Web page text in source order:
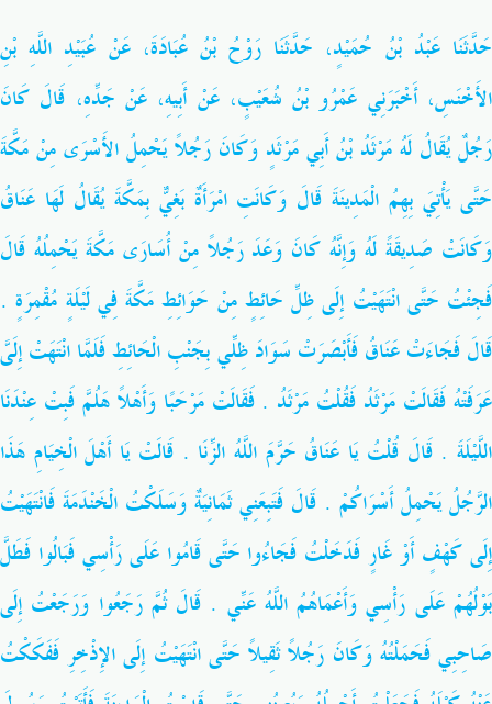
حَدَّثَنَا عَبْدُ بْنُ حُمَيْدٍ، حَدَّثَنَا رَوْحُ بْنُ عُبَادَةَ، عَنْ عُبَيْدِ اللَّهِ بْنِ
الأَخْنَسِ، أَخْبَرَنِي عَمْرُو بْنُ شُعَيْبٍ، عَنْ أَبِيهِ، عَنْ جَدِّهِ، قَالَ كَانَ
رَجُلٌ يُقَالُ لَهُ مَرْثَدُ بْنُ أَبِي مَرْثَدٍ وَكَانَ رَجُلاً يَحْمِلُ الأَسْرَى مِنْ مَكَّةَ
حَتَّى يَأْتِيَ بِهِمُ الْمَدِينَةَ قَالَ وَكَانَتِ امْرَأَةٌ بَغِيٌّ بِمَكَّةَ يُقَالُ لَهَا عَنَاقُ
وَكَانَتْ صَدِيقَةً لَهُ وَإِنَّهُ كَانَ وَعَدَ رَجُلاً مِنْ أُسَارَى مَكَّةَ يَحْمِلُهُ قَالَ
فَجِئْتُ حَتَّى انْتَهَيْتُ إِلَى ظِلِّ حَائِطٍ مِنْ حَوَائِطِ مَكَّةَ فِي لَيْلَةٍ مُقْمِرَةٍ ‏.‏
قَالَ فَجَاءَتْ عَنَاقُ فَأَبْصَرَتْ سَوَادَ ظِلِّي بِجَنْبِ الْحَائِطِ فَلَمَّا انْتَهَتْ إِلَىَّ
عَرَفَتْهُ فَقَالَتْ مَرْثَدُ فَقُلْتُ مَرْثَدُ ‏.‏ فَقَالَتْ مَرْحَبًا وَأَهْلاً هَلُمَّ فَبِتْ عِنْدَنَا
اللَّيْلَةَ ‏.‏ قَالَ قُلْتُ يَا عَنَاقُ حَرَّمَ اللَّهُ الزِّنَا ‏.‏ قَالَتْ يَا أَهْلَ الْخِيَامِ هَذَا
الرَّجُلُ يَحْمِلُ أَسْرَاكُمْ ‏.‏ قَالَ فَتَبِعَنِي ثَمَانِيَةٌ وَسَلَكْتُ الْخَنْدَمَةَ فَانْتَهَيْتُ
إِلَى كَهْفٍ أَوْ غَارٍ فَدَخَلْتُ فَجَاءُوا حَتَّى قَامُوا عَلَى رَأْسِي فَبَالُوا فَطَلَّ
بَوْلُهُمْ عَلَى رَأْسِي وَأَعْمَاهُمُ اللَّهُ عَنِّي ‏.‏ قَالَ ثُمَّ رَجَعُوا وَرَجَعْتُ إِلَى
صَاحِبِي فَحَمَلْتُهُ وَكَانَ رَجُلاً ثَقِيلاً حَتَّى انْتَهَيْتُ إِلَى الإِذْخِرِ فَفَكَكْتُ